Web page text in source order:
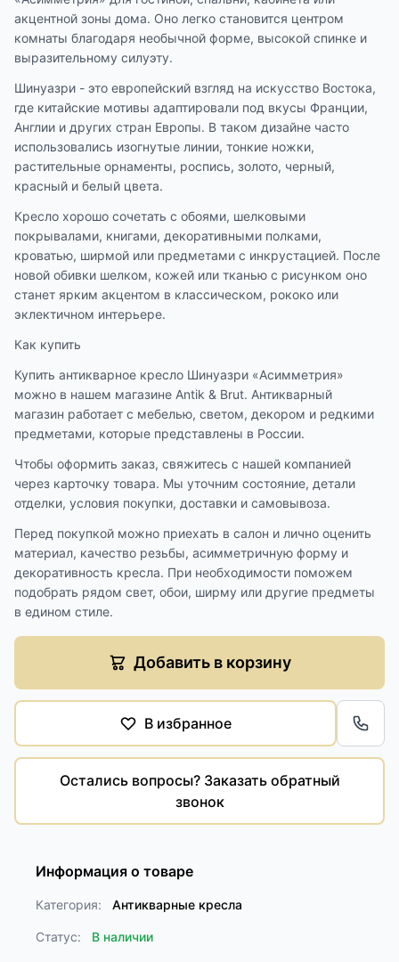
акцентной зоны дома. Оно легко становится центром
комнаты благодаря необычной форме, высокой спинке и
выразительному силуэту.
Шинуазри - это европейский взгляд на искусство Востока,
где китайские мотивы адаптировали под вкусы Франции,
Англии и других стран Европы. В таком дизайне часто
использовались изогнутые линии, тонкие ножки,
растительные орнаменты, роспись, золото, черный,
красный и белый цвета.
Кресло хорошо сочетать с обоями, шелковыми
покрывалами, книгами, декоративными полками,
кроватью, ширмой или предметами с инкрустацией. После
новой обивки шелком, кожей или тканью с рисунком оно
станет ярким акцентом в классическом, рококо или
эклектичном интерьере.
Как купить
Купить антикварное кресло Шинуазри «Асимметрия»
можно в нашем магазине Antik & Brut. Антикварный
магазин работает с мебелью, светом, декором и редкими
предметами, которые представлены в России.
Чтобы оформить заказ, свяжитесь с нашей компанией
через карточку товара. Мы уточним состояние, детали
отделки, условия покупки, доставки и самовывоза.
Перед покупкой можно приехать в салон и лично оценить
материал, качество резьбы, асимметричную форму и
декоративность кресла. При необходимости поможем
подобрать рядом свет, обои, ширму или другие предметы
в едином стиле.
Добавить в корзину
В избранное
Остались вопросы? Заказать обратный
звонок
Информация о товаре
Категория: Антикварные кресла
Статус: В наличии